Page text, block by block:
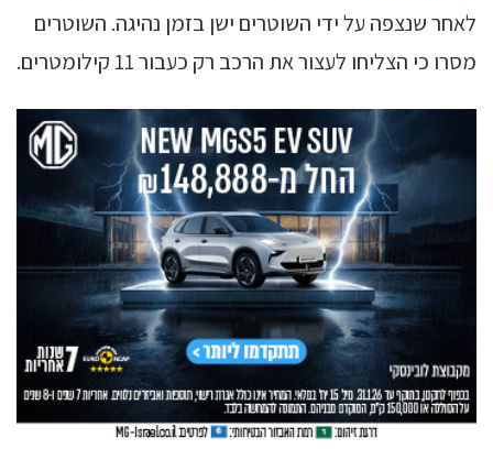
לאחר שנצפה על ידי השוטרים ישן בזמן נהיגה. השוטרים
מסרו כי הצליחו לעצור את הרכב רק כעבור 11 קילומטרים.